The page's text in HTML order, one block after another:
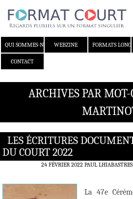
QUI SOMMES-NOUS ?WEBZINE FORMATS LONGS
CONTACT
ARCHIVES PAR
LES ÉCRITURES
DU COURT 2022
24 FÉVRIER 2022 PAUL LHIABASTRES
La 47e